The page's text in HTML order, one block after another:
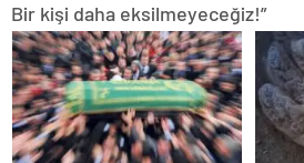
Bir kişi daha eksilmeyeceğiz!”